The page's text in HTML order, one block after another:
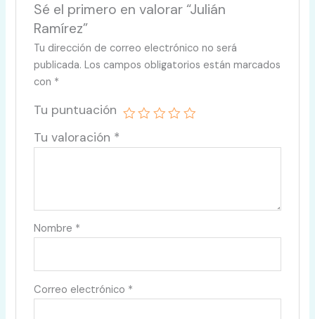
Sé el primero en valorar “Julián
Ramírez”
Tu dirección de correo electrónico no será
publicada. Los campos obligatorios están marcados
con *
Tu puntuación
Tu valoración *
Nombre *
Correo electrónico *